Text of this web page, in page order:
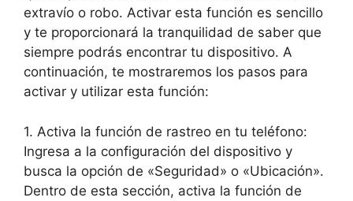
extravío o robo. Activar esta función es sencillo
y te‍ proporcionará la tranquilidad de saber que
siempre podrás encontrar ⁤tu dispositivo. ⁣A
continuación, te mostraremos los pasos⁢ para
activar y utilizar esta función:
1. Activa la función de rastreo en ​tu‍ teléfono:
Ingresa a la configuración del ⁣dispositivo y
busca la opción de «Seguridad» o «Ubicación».
Dentro​ de⁢ esta sección, activa la⁣ función de